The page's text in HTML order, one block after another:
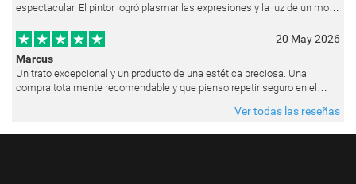
espectacular. El pintor logró plasmar las expresiones y la luz de un modo
20 May 2026
Marcus
Un trato excepcional y un producto de una estética preciosa. Una
compra totalmente recomendable y que pienso repetir seguro en el
Ver todas las reseñas